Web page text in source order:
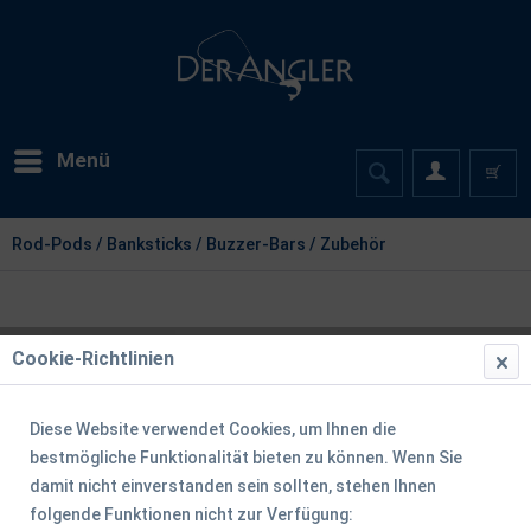
Menü
Rod-Pods / Banksticks / Buzzer-Bars / Zubehör
Cookie-Richtlinien
Diese Website verwendet Cookies, um Ihnen die
bestmögliche Funktionalität bieten zu können. Wenn Sie
damit nicht einverstanden sein sollten, stehen Ihnen
folgende Funktionen nicht zur Verfügung: